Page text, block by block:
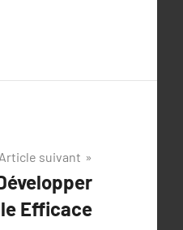
Article suivant
Efficace